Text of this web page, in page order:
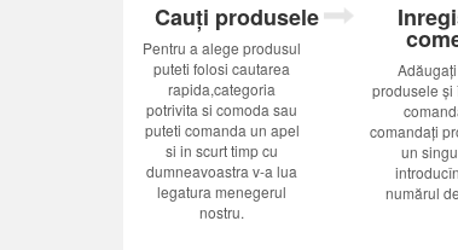
Cauți produsele
Pentru a alege produsul
puteti folosi cautarea
rapida,categoria
potrivita si comoda sau
puteti comanda un apel
si in scurt timp cu
dumneavoastra v-a lua
legatura menegerul
nostru.
produsele și
comandați
un
numărul